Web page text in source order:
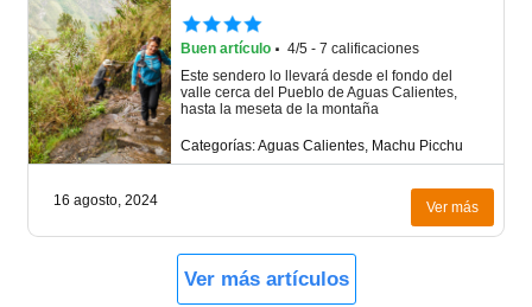
Buen artículo ·4/5 - 7 calificaciones
Este sendero lo llevará desde el fondo del
valle cerca del Pueblo de Aguas Calientes,
hasta la meseta de la montaña
Categorías: Aguas Calientes, Machu Picchu
16 agosto, 2024 Ver más
Ver más artículos